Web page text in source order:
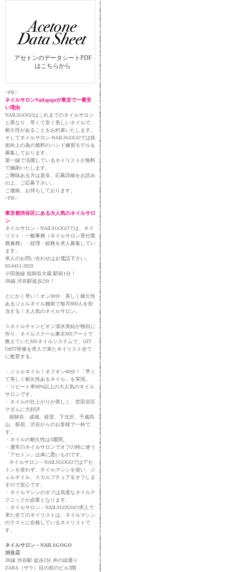
アセトンのデータシートPDF
はこちらから
<PR>
ネイルサロンNailsgogoが東京で一番安
い理由
NAILSGOGOはこれまでのネイルサロン
と異なり、早くて安く美しいネイルで、
耐久性があることをお約束いたします。
そしてネイルサロン-NAILSGOGOでは技
術向上の為の無料のハンド練習モデルを
募集しております。
第一線で活躍しているネイリストが無料
で施術いたします。
ご興味ある方は是非、応募詳細をお読み
の上、ご応募下さい。
ご連絡、お待ちしております。
<PR>
東京都渋谷区にある大人気のネイルサロ
ン
ネイルサロン－NAILSGOGOでは、ネイ
リスト・一般事務（ネイルサロン受付業
務兼務）・経理・総務を求人募集してい
ます。
求人のお問い合わせはお電話下さい。
03-6411-3959
小田急線 祖師谷大蔵 駅前1分！
JR線 渋谷駅徒歩2分！
とにかく早い！オン30分 美しく耐久性
あるジェルネイル施術で毎月800人を担
当する！大人気のネイルサロン。
☆ネイルチャンピオン清水美結が独自に
作り、ネイルスクール東京MSアートで
教えていたMSネイルシステムで、OJT
OffJT研修を求人で来たネイリスト全て
に教育する。
・ジェルネイル！オフオン60分！「早く
て美しく耐久性あるネイル」を実現。
・リピート率90%以上の大人気のネイル
サロンです。
・ネイルの仕上がりが美しく、世田谷区
マダムに大好評
祖師谷、成城、経堂、下北沢、千歳烏
山、新宿、渋谷からのお客様で一杯で
す。
・ネイルの耐久性は3週間。
・通常のネイルサロンでオフの時に使う
「アセトン」は体に悪いものです。
ネイルサロン－NAILSGOGOではアセ
トンを使わず、ネイルマシンを使い、ジ
ェルネイル、スカルプチュアをオフしま
すので安心です。
・ネイルマシンのオフは高度なネイルテ
クニックが必要となります。
・ネイルサロン－NAILSGOGOの求人で
来た全てのネイリストは、ネイルマシン
のテストに合格しているネイリストで
す。
ネイルサロン－NAILSGOGO
渋谷店
JR線 渋谷駅 徒歩2分 井の頭通り
ZARA（ザラ）目の前のビル3階